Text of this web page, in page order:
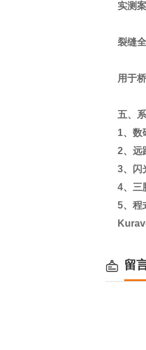
实测
裂缝
用于
五、
1、数
2、远
3、闪
4、三
5、程
留